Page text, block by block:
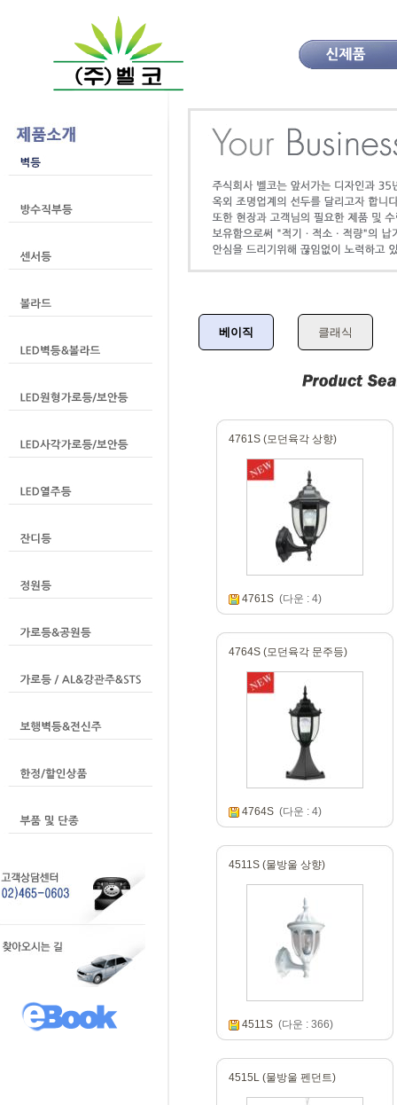
베이직 클래식
4761S (모던육각 상향)
4761S(다운 : 4)
4764S (모던육각 문주등)
4764S(다운 : 4)
4511S (물방울 상향)
4511S(다운 : 366)
4515L (물방울 펜던트)